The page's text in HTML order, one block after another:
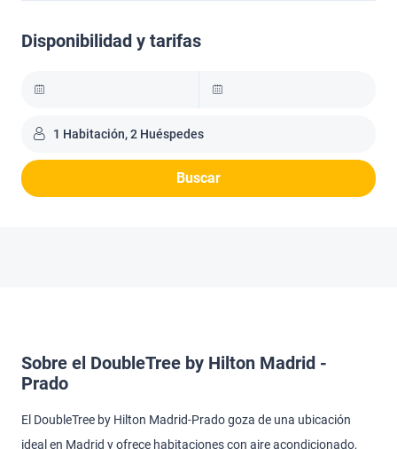
Disponibilidad y tarifas
1 Habitación, 2 Huéspedes
Buscar
Sobre el DoubleTree by Hilton Madrid -
Prado
El DoubleTree by Hilton Madrid-Prado goza de una ubicación
ideal en Madrid y ofrece habitaciones con aire acondicionado,